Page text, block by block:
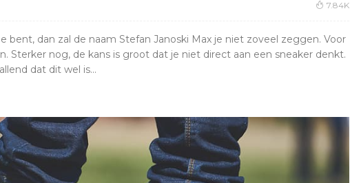
7.84K
bent, dan zal de naam Stefan Janoski Max je niet zoveel zeggen. Voor
Sterker nog, de kans is groot dat je niet direct aan een sneaker denkt.
dat dit wel is...